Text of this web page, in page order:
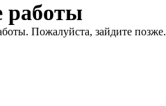
работы
Пожалуйста, зайдите позже.